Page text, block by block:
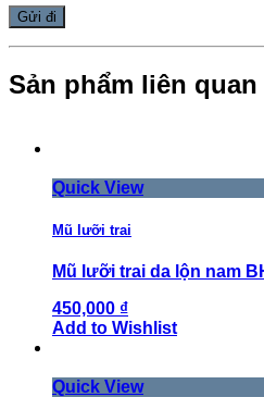
Sản phẩm liên quan
Quick View
Mũ lưỡi trai
Mũ lưỡi trai da lộn nam
450,000 ₫
Add to Wishlist
Quick View